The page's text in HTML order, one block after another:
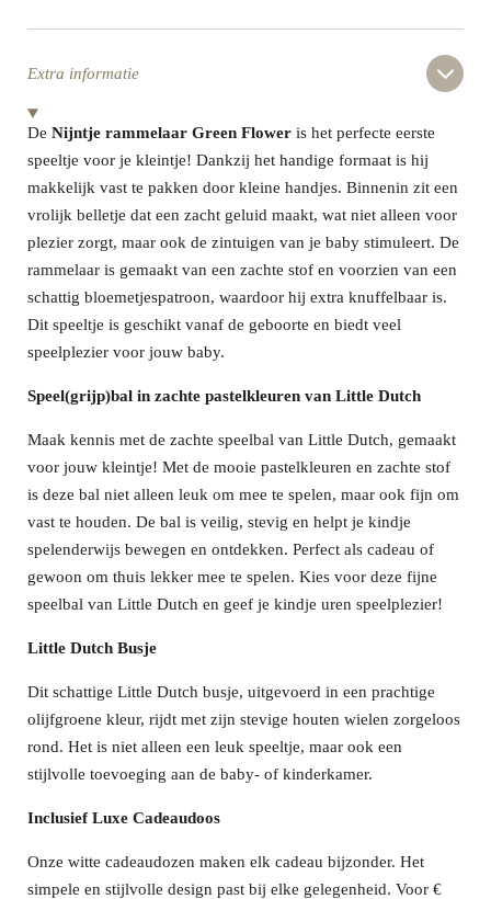
Extra informatie
De Nijntje rammelaar Green Flower is het perfecte eerste
speeltje voor je kleintje! Dankzij het handige formaat is hij
makkelijk vast te pakken door kleine handjes. Binnenin zit een
vrolijk belletje dat een zacht geluid maakt, wat niet alleen voor
plezier zorgt, maar ook de zintuigen van je baby stimuleert. De
rammelaar is gemaakt van een zachte stof en voorzien van een
schattig bloemetjespatroon, waardoor hij extra knuffelbaar is.
Dit speeltje is geschikt vanaf de geboorte en biedt veel
speelplezier voor jouw baby.
Speel(grijp)bal in zachte pastelkleuren van Little Dutch
Maak kennis met de zachte speelbal van Little Dutch, gemaakt
voor jouw kleintje! Met de mooie pastelkleuren en zachte stof
is deze bal niet alleen leuk om mee te spelen, maar ook fijn om
vast te houden. De bal is veilig, stevig en helpt je kindje
spelenderwijs bewegen en ontdekken. Perfect als cadeau of
gewoon om thuis lekker mee te spelen. Kies voor deze fijne
speelbal van Little Dutch en geef je kindje uren speelplezier!
Little Dutch Busje
Dit schattige Little Dutch busje, uitgevoerd in een prachtige
olijfgroene kleur, rijdt met zijn stevige houten wielen zorgeloos
rond. Het is niet alleen een leuk speeltje, maar ook een
stijlvolle toevoeging aan de baby- of kinderkamer.
Inclusief Luxe Cadeaudoos
Onze witte cadeaudozen maken elk cadeau bijzonder. Het
simpele en stijlvolle design past bij elke gelegenheid. Voor €